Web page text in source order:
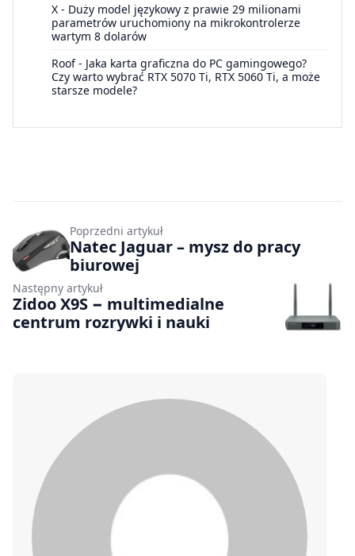
X - Duży model językowy z prawie 29 milionami
parametrów uruchomiony na mikrokontrolerze
wartym 8 dolarów
Roof- Jaka karta graficzna do PC gamingowego?
Czy warto wybrać RTX 5070 Ti, RTX 5060 Ti, a może
starsze modele?
Poprzedni artykuł
Natec Jaguar – mysz do pracy
biurowej
Następny artykuł
Zidoo X9S − multimedialne
centrum rozrywki i nauki